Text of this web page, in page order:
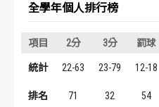
全學年個人排行榜
項目 2分 3分 罰球
統計 22-63 23-79 12-18
排名 71 32 54